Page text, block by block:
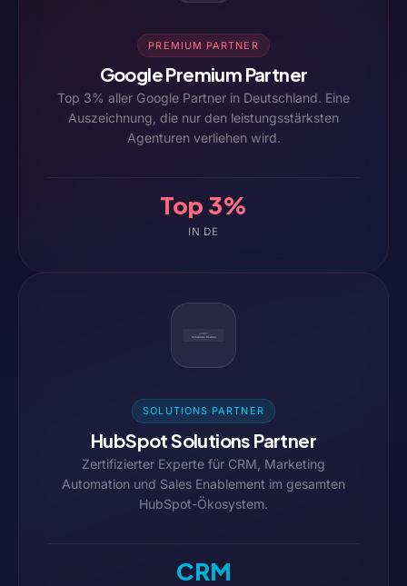
PREMIUM PARTNER
Google Premium Partner
Top 3% aller Google Partner in Deutschland. Eine
Auszeichnung, die nur den leistungsstärksten
Agenturen verliehen wird.
Top 3%
IN DE
SOLUTIONS PARTNER
HubSpot Solutions Partner
Zertifizierter Experte für CRM, Marketing
Automation und Sales Enablement im gesamten
HubSpot-Ökosystem.
CRM